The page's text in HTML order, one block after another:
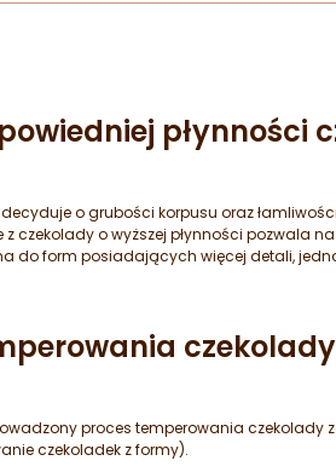
płynności
decyduje o grubości korpusu oraz
czekolady o wyższej płynności pozwala
do form posiadających więcej detali,
proces temperowania czekolady
czekoladek z formy).